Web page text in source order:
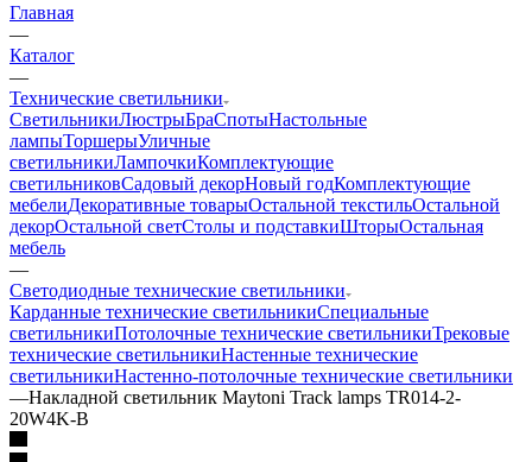
Главная
—
Каталог
—
Технические светильники
СветильникиЛюстрыБраСпотыНастольные
лампыТоршерыУличные
светильникиЛампочкиКомплектующие
светильниковСадовый декорНовый годКомплектующие
мебелиДекоративные товарыОстальной текстильОстальной
декорОстальной светСтолы и подставкиШторыОстальная
мебель
—
Светодиодные технические светильники
Карданные технические светильникиСпециальные
светильникиПотолочные технические светильникиТрековые
технические светильникиНастенные технические
светильникиНастенно-потолочные технические светильники
—Накладной светильник Maytoni Track lamps TR014-2-
20W4K-B